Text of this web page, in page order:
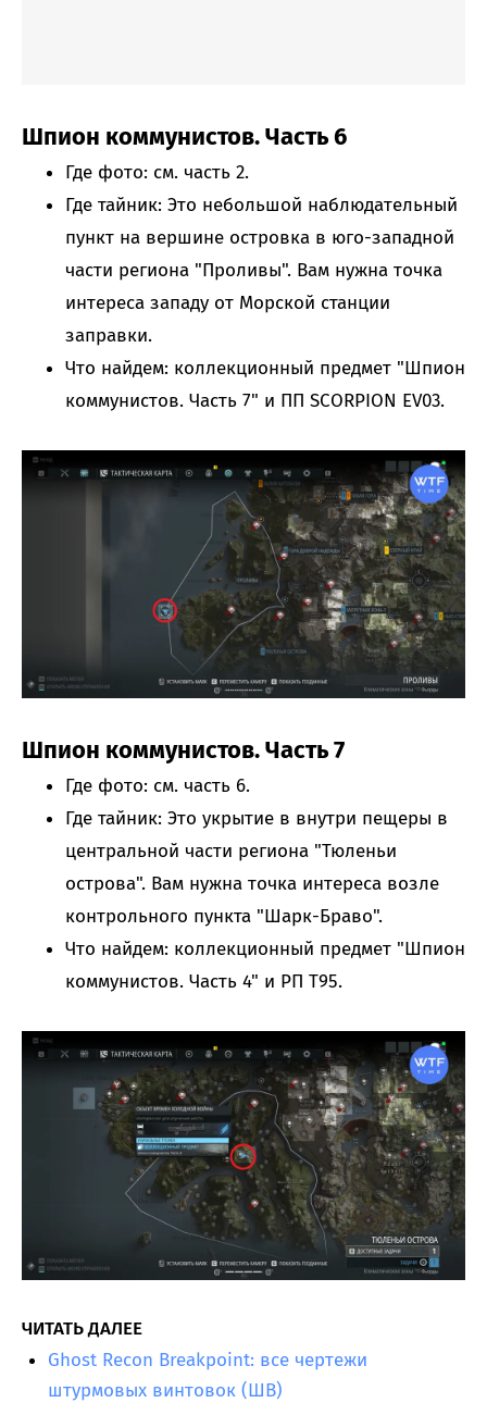
Шпион коммунистов. Часть 6
Где фото: см. часть 2.
Где тайник: Это небольшой наблюдательный
пункт на вершине островка в юго-западной
части региона "Проливы". Вам нужна точка
интереса западу от Морской станции
заправки.
Что найдем: коллекционный предмет "Шпион
коммунистов. Часть 7" и ПП SCORPION EV03.
Шпион коммунистов. Часть 7
Где фото: см. часть 6.
Где тайник: Это укрытие в внутри пещеры в
центральной части региона "Тюленьи
острова". Вам нужна точка интереса возле
контрольного пункта "Шарк-Браво".
Что найдем: коллекционный предмет "Шпион
коммунистов. Часть 4" и РП Т95.
ЧИТАТЬ ДАЛЕЕ
Ghost Recon Breakpoint: все чертежи
штурмовых винтовок (ШВ)